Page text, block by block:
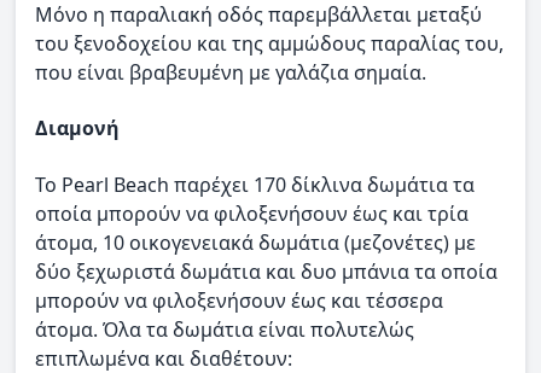
Μόνο η παραλιακή οδός παρεμβάλλεται μεταξύ
του ξενοδοχείου και της αμμώδους παραλίας του,
που είναι βραβευμένη με γαλάζια σημαία.
Διαμονή
Το Pearl Beach παρέχει 170 δίκλινα δωμάτια τα
οποία μπορούν να φιλοξενήσουν έως και τρία
άτομα, 10 οικογενειακά δωμάτια (μεζονέτες) με
δύο ξεχωριστά δωμάτια και δυο μπάνια τα οποία
μπορούν να φιλοξενήσουν έως και τέσσερα
άτομα. Όλα τα δωμάτια είναι πολυτελώς
επιπλωμένα και διαθέτουν: